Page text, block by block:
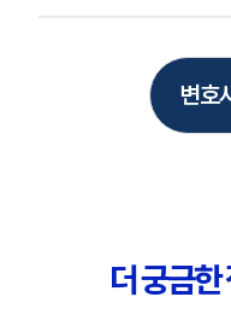
대
변호
더 궁금